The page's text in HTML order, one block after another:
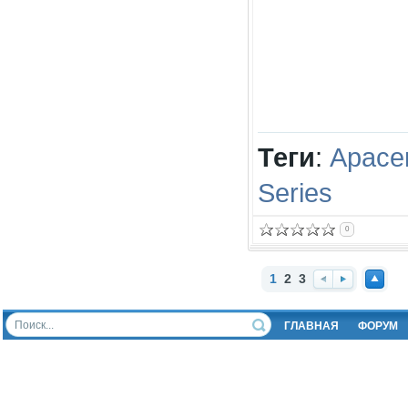
Теги:
Series
0
1 2 3
ад
ред ерх
ГЛАВНАЯ ФОРУМ